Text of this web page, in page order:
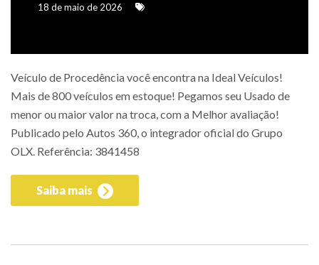
18 de maio de 2026
Veículo de Procedência você encontra na Ideal Veículos!
Mais de 800 veículos em estoque! Pegamos seu Usado de
menor ou maior valor na troca, com a Melhor avaliação!
Publicado pelo Autos 360, o integrador oficial do Grupo
OLX. Referência: 3841458
Saiba mais